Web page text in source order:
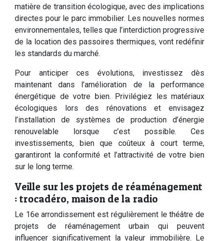
matière de transition écologique, avec des implications
directes pour le parc immobilier. Les nouvelles normes
environnementales, telles que l’interdiction progressive
de la location des passoires thermiques, vont redéfinir
les standards du marché.
Pour anticiper ces évolutions, investissez dès
maintenant dans l’amélioration de la performance
énergétique de votre bien. Privilégiez les matériaux
écologiques lors des rénovations et envisagez
l’installation de systèmes de production d’énergie
renouvelable lorsque c’est possible. Ces
investissements, bien que coûteux à court terme,
garantiront la conformité et l’attractivité de votre bien
sur le long terme.
Veille sur les projets de réaménagement
: trocadéro, maison de la radio
Le 16e arrondissement est régulièrement le théâtre de
projets de réaménagement urbain qui peuvent
influencer significativement la valeur immobilière. Le